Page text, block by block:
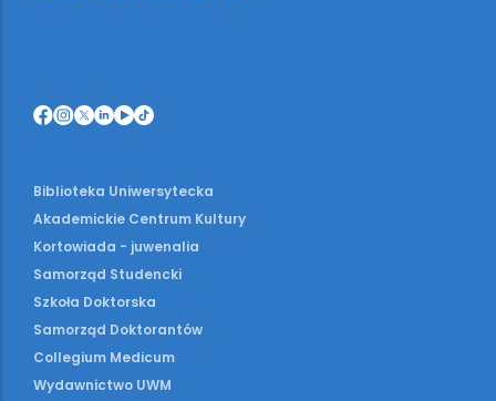
Biblioteka Uniwersytecka
Akademickie Centrum Kultury
Kortowiada - juwenalia
Samorząd Studencki
Szkoła Doktorska
Samorząd Doktorantów
Collegium Medicum
Wydawnictwo UWM